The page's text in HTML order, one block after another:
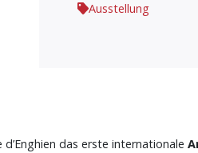
Ausstellung
das erste internationale